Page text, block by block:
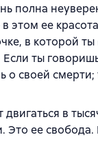
полна
этом ее
в которой ты
Если ты
о своей
в
Это ее